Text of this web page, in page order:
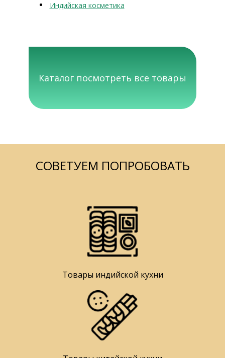
Индийская косметика
Каталог посмотреть все товары
СОВЕТУЕМ ПОПРОБОВАТЬ
Товары индийской кухни